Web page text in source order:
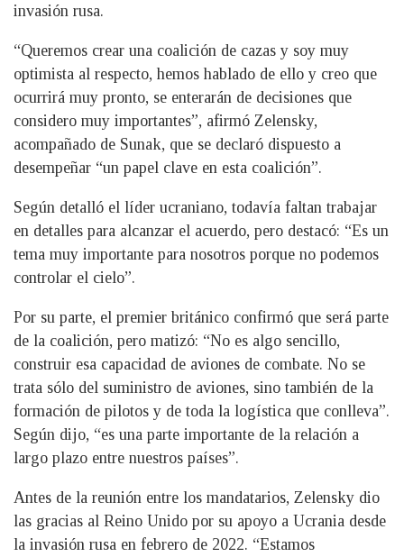
invasión rusa.
“Queremos crear una coalición de cazas y soy muy
optimista al respecto, hemos hablado de ello y creo que
ocurrirá muy pronto, se enterarán de decisiones que
considero muy importantes”, afirmó Zelensky,
acompañado de Sunak, que se declaró dispuesto a
desempeñar “un papel clave en esta coalición”.
Según detalló el líder ucraniano, todavía faltan trabajar
en detalles para alcanzar el acuerdo, pero destacó: “Es un
tema muy importante para nosotros porque no podemos
controlar el cielo”.
Por su parte, el premier británico confirmó que será parte
de la coalición, pero matizó: “No es algo sencillo,
construir esa capacidad de aviones de combate. No se
trata sólo del suministro de aviones, sino también de la
formación de pilotos y de toda la logística que conlleva”.
Según dijo, “es una parte importante de la relación a
largo plazo entre nuestros países”.
Antes de la reunión entre los mandatarios, Zelensky dio
las gracias al Reino Unido por su apoyo a Ucrania desde
la invasión rusa en febrero de 2022. “Estamos